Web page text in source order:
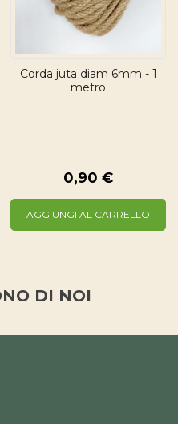
Corda juta diam 6mm - 1
metro
0,90 €
AGGIUNGI AL CARRELLO
DI NOI